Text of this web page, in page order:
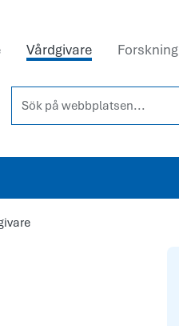
Vårdgivare Forskning
Sök på webbplatsen...